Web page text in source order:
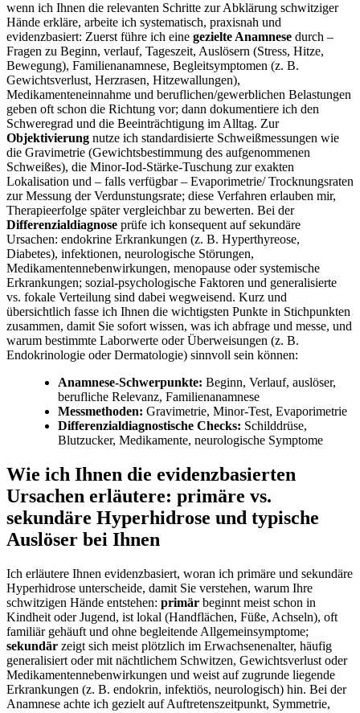
wenn⁢ ich Ihnen die relevanten Schritte zur Abklärung schwitziger
Hände erkläre, arbeite ich systematisch, praxisnah⁢ und
evidenzbasiert: ⁤Zuerst ⁤führe ich ​eine gezielte Anamnese durch –
Fragen zu Beginn, verlauf,⁣ Tageszeit, Auslösern (Stress, Hitze,
Bewegung), Familienanamnese,⁤ Begleitsymptomen (z.‌ B.
Gewichtsverlust, Herzrasen, Hitzewallungen),
⁢Medikamenteneinnahme und beruflichen/gewerblichen Belastungen
geben oft schon die Richtung vor; dann dokumentiere ich⁤ den
Schweregrad und‌ die Beeinträchtigung im Alltag. Zur
Objektivierung nutze ich standardisierte Schweißmessungen wie
die Gravimetrie (Gewichtsbestimmung des ⁢aufgenommenen
Schweißes), die Minor-Iod-Stärke-Tuschung zur exakten
Lokalisation und – falls verfügbar – Evaporimetrie/ ⁤Trocknungsraten
zur⁤ Messung der Verdunstungsrate; diese Verfahren erlauben mir,
Therapieerfolge ⁣später vergleichbar zu bewerten. Bei der
Differenzialdiagnose prüfe ich ​konsequent auf sekundäre‍
Ursachen: endokrine Erkrankungen (z. B. Hyperthyreose,
Diabetes), ⁣infektionen, neurologische Störungen,
Medikamentennebenwirkungen, menopause oder​ systemische
Erkrankungen; sozial-psychologische Faktoren und generalisierte
vs. fokale Verteilung ‍sind dabei wegweisend. Kurz und
⁤übersichtlich fasse ich Ihnen die ⁤wichtigsten Punkte in Stichpunkten⁣
zusammen, damit Sie⁢ sofort‌ wissen, was ich abfrage und messe, und
warum bestimmte Laborwerte ‍oder ​Überweisungen (z. ‌B.
‌Endokrinologie oder Dermatologie)⁣ sinnvoll sein⁢ können:
Anamnese-Schwerpunkte: Beginn, Verlauf,​ auslöser,
berufliche Relevanz, Familienanamnese
Messmethoden: Gravimetrie, Minor-Test, Evaporimetrie
Differenzialdiagnostische Checks: Schilddrüse,
Blutzucker, Medikamente, neurologische Symptome
Wie ich Ihnen die⁣ evidenzbasierten⁣
Ursachen erläutere: primäre vs.
sekundäre Hyperhidrose und typische⁢
Auslöser bei Ihnen
Ich erläutere‍ Ihnen evidenzbasiert, woran ich primäre und sekundäre
Hyperhidrose‌ unterscheide, damit Sie verstehen, warum Ihre
schwitzigen Hände entstehen: primär ‌beginnt meist schon in
Kindheit⁢ oder Jugend,‍ ist lokal (Handflächen,⁤ Füße, Achseln), oft
‌familiär ‍gehäuft ​und ohne ‍begleitende Allgemeinsymptome;
sekundär zeigt sich ⁢meist plötzlich ⁤im‍ Erwachsenenalter, häufig
generalisiert oder mit nächtlichem Schwitzen, Gewichtsverlust ‌oder
Medikamentennebenwirkungen und weist auf ⁤zugrunde liegende
‍Erkrankungen ‍(z. B.⁢ endokrin, infektiös, neurologisch) ​hin. Bei der
Anamnese achte ‍ich‍ gezielt⁣ auf Auftretenszeitpunkt, Symmetrie,